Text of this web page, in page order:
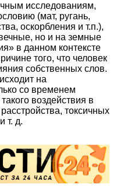
исследованиям,
(мат, ругань,
оскорбления и т.п.),
но и на земные
в данном контексте
того, что человек
собственных слов.
на
со временем
воздействия в
токсичных
т. д.